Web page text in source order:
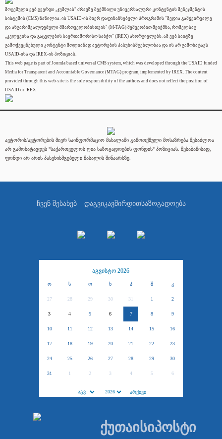
მოცემული ვებ გვერდი „ჯუმლას" ძრავზე შექმნილი უნივერსალური კონტენტის მენეჯმენტის
სისტემის (CMS) ნაწილია. ის USAID-ის მიერ დაფინანსებული პროგრამის "მედია გამჭვირვალე
და ანგარიშვალდებული მმართველობისთვის" (M-TAG) მეშვეობით შეიქმნა, რომელსაც
„კვლევისა და გაცვლების საერთაშორისო საბჭო" (IREX) ახორციელებს. ამ ვებ საიტზე
გამოქვეყნებული კონტენტი მთლიანად ავტორების პასუხისმგებლობაა და ის არ გამოხატავს
USAID-ისა და IREX-ის პოზიციას.
This web page is part of Joomla based universal CMS system, which was developed through the USAID funded
Media for Transparent and Accountable Governance (MTAG) program, implemented by IREX. The content
provided through this web-site is the sole responsibility of the authors and does not reflect the position of
USAID or IREX.
ავტორის/ავტორების მიერ საინფორმაციო მასალაში გამოთქმული მოსაზრება შესაძლოა
არ გამოხატავდეს "საქართველოს ღია საზოგადოების ფონდის" პოზიციას. შესაბამისად,
ფონდი არ არის პასუხისმგებელი მასალის შინაარსზე.
ჩვენ შესახებ დაგვიკავშირდითსაზოგადოება
აგვისტო 2026
ო ს ო ხ პ შ კ
27 28 29 30 31 1 2
3 4 5 6 7 8 9
10 11 12 13 14 15 16
17 18 19 20 21 22 23
24 25 26 27 28 29 30
31 1 2 3 4 5 6
ქუთაისიპოსტი